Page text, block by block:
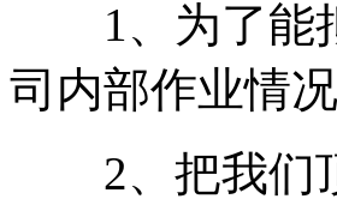
1、为了能拟
司内部作业情
2、把我们顶